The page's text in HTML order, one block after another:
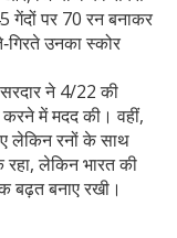
गेंदों पर 70 रन बनाकर
उनका स्कोर
ने 4/22 की
करने में मदद की। वहीं,
लेकिन रनों के साथ
रहा, लेकिन भारत की
बढ़त बनाए रखी।